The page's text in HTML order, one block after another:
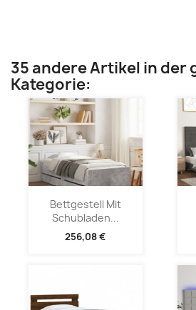
35 andere Artikel in der
Kategorie:
Bettgestell Mit
Schubladen...
256,08 €